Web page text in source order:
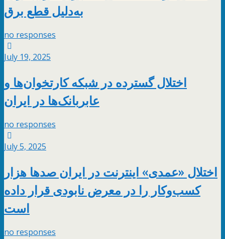
به‌دلیل قطع برق
no responses
July 19, 2025
اختلال گسترده در شبکه کارتخوان‌ها و
عابربانک‌ها در ایران
no responses
July 5, 2025
اختلال «عمدی» اینترنت در ایران صدها هزار
کسب‌وکار را در معرض نابودی قرار داده
است
no responses